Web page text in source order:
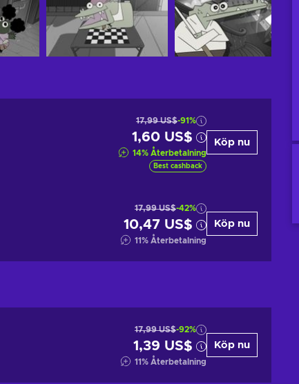
17,99 US$-91%
1,60 US$
14% Återbetalning
Best cashback
Köp nu
17,99 US$-42%
10,47 US$
11% Återbetalning
Köp nu
17,99 US$-92%
1,39 US$
11% Återbetalning
Köp nu